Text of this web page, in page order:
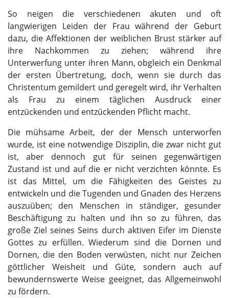
So neigen die verschiedenen akuten und oft
langwierigen Leiden der Frau während der Geburt
dazu, die Affektionen der weiblichen Brust stärker auf
ihre Nachkommen zu ziehen; während ihre
Unterwerfung unter ihren Mann, obgleich ein Denkmal
der ersten Übertretung, doch, wenn sie durch das
Christentum gemildert und geregelt wird, ihr Verhalten
als Frau zu einem täglichen Ausdruck einer
entzückenden und entzückenden Pflicht macht.
Die mühsame Arbeit, der der Mensch unterworfen
wurde, ist eine notwendige Disziplin, die zwar nicht gut
ist, aber dennoch gut für seinen gegenwärtigen
Zustand ist und auf die er nicht verzichten könnte. Es
ist das Mittel, um die Fähigkeiten des Geistes zu
entwickeln und die Tugenden und Gnaden des Herzens
auszuüben; den Menschen in ständiger, gesunder
Beschäftigung zu halten und ihn so zu führen, das
große Ziel seines Seins durch aktiven Eifer im Dienste
Gottes zu erfüllen. Wiederum sind die Dornen und
Dornen, die den Boden verwüsten, nicht nur Zeichen
göttlicher Weisheit und Güte, sondern auch auf
bewundernswerte Weise geeignet, das Allgemeinwohl
zu fördern.